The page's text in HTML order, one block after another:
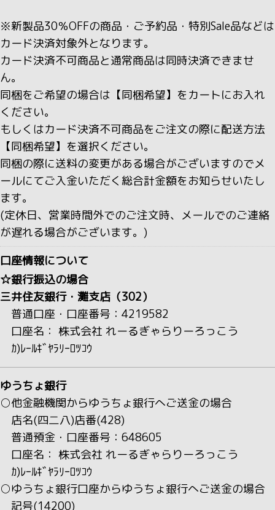
※新製品30％OFFの商品・ご予約品・特別Sale品などは
カード決済対象外となります。
カード決済不可商品と通常商品は同時決済できませ
ん。
同梱をご希望の場合は【同梱希望】をカートにお入れ
ください。
もしくはカード決済不可商品をご注文の際に配送方法
【同梱希望】を選択ください。
同梱の際に送料の変更がある場合がございますのでメ
ールにてご入金いただく総合計金額をお知らせいたし
ます。
(定休日、営業時間外でのご注文時、メールでのご連絡
が遅れる場合がございます。)
口座情報について
☆銀行振込の場合
三井住友銀行・灘支店（302）
普通口座・口座番号：4219582
口座名： 株式会社 れーるぎゃらりーろっこう
ｶ)ﾚｰﾙｷﾞﾔﾗﾘｰﾛﾂｺｳ
ゆうちょ銀行
○他金融機関からゆうちょ銀行へご送金の場合
店名(四二八)店番(428)
普通預金・口座番号：648605
口座名： 株式会社 れーるぎゃらりーろっこう
ｶ)ﾚｰﾙｷﾞﾔﾗﾘｰﾛﾂｺｳ
○ゆうちょ銀行口座からゆうちょ銀行へご送金の場合
記号(14200)